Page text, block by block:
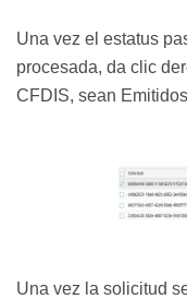
Una vez el estatus
procesada, da clic
CFDIS, sean
Una vez la solicitud